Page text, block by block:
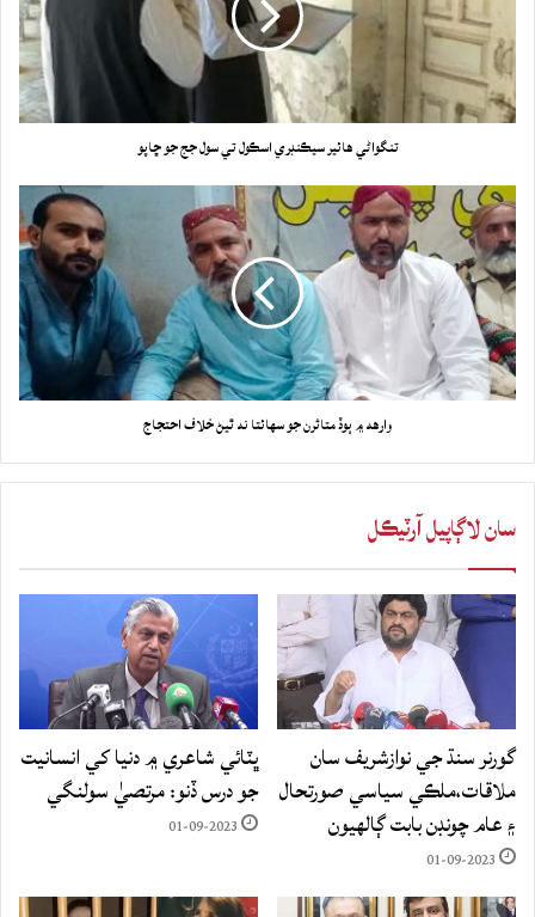
تنگواڻي هائير سيڪنڊري اسڪول تي سول جج جو ڇاپو
وارهه ۾ ٻوڏ متاثرن جو سهائتا نه ٿيڻ خلاف احتجاج
سان لاڳاپيل آرٽيڪل
گورنر سنڌ جي نوازشريف سان
ملاقات،ملڪي سياسي صورتحال
۽ عام چونڊن بابت ڳالهيون
01-09-2023
ڀٽائي شاعري ۾ دنيا کي انسانيت
جو درس ڏنو: مرتصيٰ سولنگي
01-09-2023